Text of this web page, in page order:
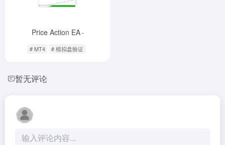
Price Action EA-
# MT4 # 模拟盘验证
暂无评论